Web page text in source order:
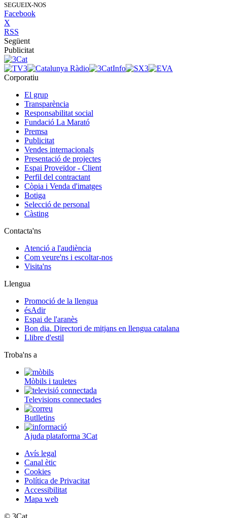
SEGUEIX-NOS
Facebook
X
RSS
Següent
Publicitat
Corporatiu
El grup
Transparència
Responsabilitat social
Fundació La Marató
Premsa
Publicitat
Vendes internacionals
Presentació de projectes
Espai Proveïdor - Client
Perfil del contractant
Còpia i Venda d'imatges
Botiga
Selecció de personal
Càsting
Contacta'ns
Atenció a l'audiència
Com veure'ns i escoltar-nos
Visita'ns
Llengua
Promoció de la llengua
ésAdir
Espai de l'aranès
Bon dia. Directori de mitjans en llengua catalana
Llibre d'estil
Troba'ns a
Mòbils i tauletes
Televisions connectades
Butlletins
Ajuda plataforma 3Cat
Avís legal
Canal ètic
Cookies
Política de Privacitat
Accessibilitat
Mapa web
© 3Cat